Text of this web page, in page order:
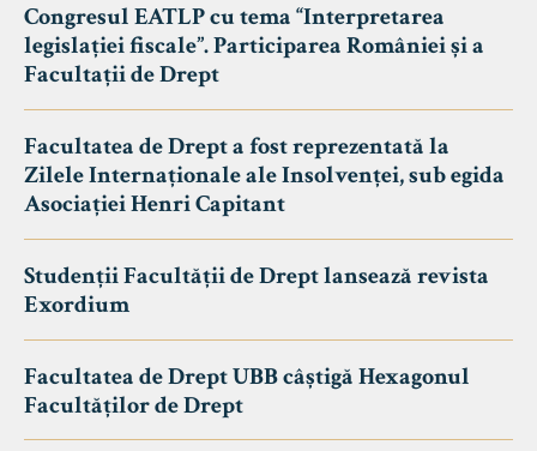
Congresul EATLP cu tema “Interpretarea
legislației fiscale”. Participarea României și a
Facultații de Drept
Facultatea de Drept a fost reprezentată la
Zilele Internaționale ale Insolvenței, sub egida
Asociației Henri Capitant
Studenții Facultății de Drept lansează revista
Exordium
Facultatea de Drept UBB câștigă Hexagonul
Facultăților de Drept